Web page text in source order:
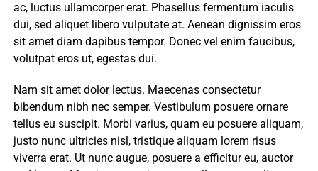
ac, luctus ullamcorper erat. Phasellus fermentum iaculis
dui, sed aliquet libero vulputate at. Aenean dignissim eros
sit amet diam dapibus tempor. Donec vel enim faucibus,
volutpat eros ut, egestas dui.
Nam sit amet dolor lectus. Maecenas consectetur
bibendum nibh nec semper. Vestibulum posuere ornare
tellus eu suscipit. Morbi varius, quam eu posuere aliquam,
justo nunc ultricies nisl, tristique aliquam lorem risus
viverra erat. Ut nunc augue, posuere a efficitur eu, auctor